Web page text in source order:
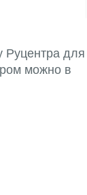
Руцентра для
можно в